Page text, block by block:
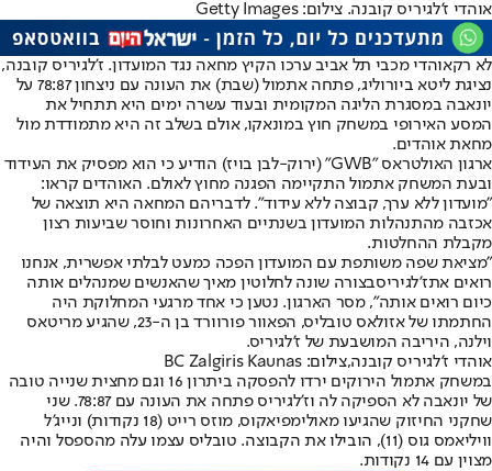
אוהדי ז'לגיריס קובנה. צילום: Getty Images
לא רקאוהדי מכבי תל אביב ערכו הקיץ מחאה נגד המועדון. ז'לגיריס קובנה,
נציגת ליטא ביורוליג, פתחה אתמול (שבת) את העונה עם ניצחון 78:87 על
יונאבה במסגרת הליגה המקומית ובעוד עשרה ימים היא תתחיל את
המסע האירופי במשחק חוץ במונאקו, אולם בשלב זה היא מתמודדת מול
מחאת אוהדים.
ארגון האולטראס "GWB" (ירוק-לבן בויז) הודיע כי הוא מפסיק את העידוד
ובעת המשחק אתמול התקיימה הפגנה מחוץ לאולם. האוהדים קראו:
"מועדון ללא ערך, קבוצה ללא עידוד". לדבריהם המחאה היא תוצאה של
אכזבה מהתנהלות המועדון בשנתיים האחרונות וחוסר שביעות רצון
מקבלת ההחלטות.
"מציאת שפה משותפת עם המועדון הפכה כמעט לבלתי אפשרית, אנחנו
רואים אתז'לגיריסבצורה שונה לחלוטין מאיך שהאנשים שמנהלים אותה
כיום רואים אותה", מסר הארגון. נטען כי אחד מרגעי המחלוקת היה
החתמתו של אזולאס טובליס, הפאוור פורוורד בן ה-23, שהגיע מריטאס
וילנה, היריבה המושבעת של ז'לגיריס.
אוהדי ז'לגיריס קובנה,צילום: BC Zalgiris Kaunas
במשחק אתמול הירוקים ירדו להפסקה ביתרון 16 וגם מחצית שנייה טובה
של יונאבה לא הספיקה לה וז'לגיריס פתחה את העונה עם 78:87. שני
שחקני החיזוק שהגיעו מאולימפיאקוס, מוזס רייט (18 נקודות) ונייג'ל
וויליאמס גוס (11), הובילו את הקבוצה. טובליס עצמו עלה מהספסל והיה
מצוין עם 14 נקודות.